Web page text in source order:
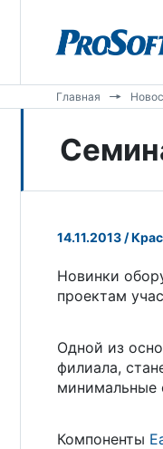
Главная
14.11.2013 /
Новинки
проектам
Одной из
филиала,
минимальные
Компоненты